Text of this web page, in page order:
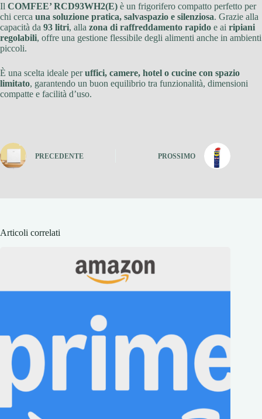
Il COMFEE’ RCD93WH2(E) è un frigorifero compatto perfetto per
chi cerca una soluzione pratica, salvaspazio e silenziosa. Grazie alla
capacità da 93 litri, alla zona di raffreddamento rapido e ai ripiani
regolabili, offre una gestione flessibile degli alimenti anche in ambienti
piccoli.
È una scelta ideale peruffici, camere, hotel o cucine con spazio
limitato, garantendo un buon equilibrio tra funzionalità, dimensioni
compatte e facilità d’uso.
PRECEDENTE PROSSIMO
Articoli correlati